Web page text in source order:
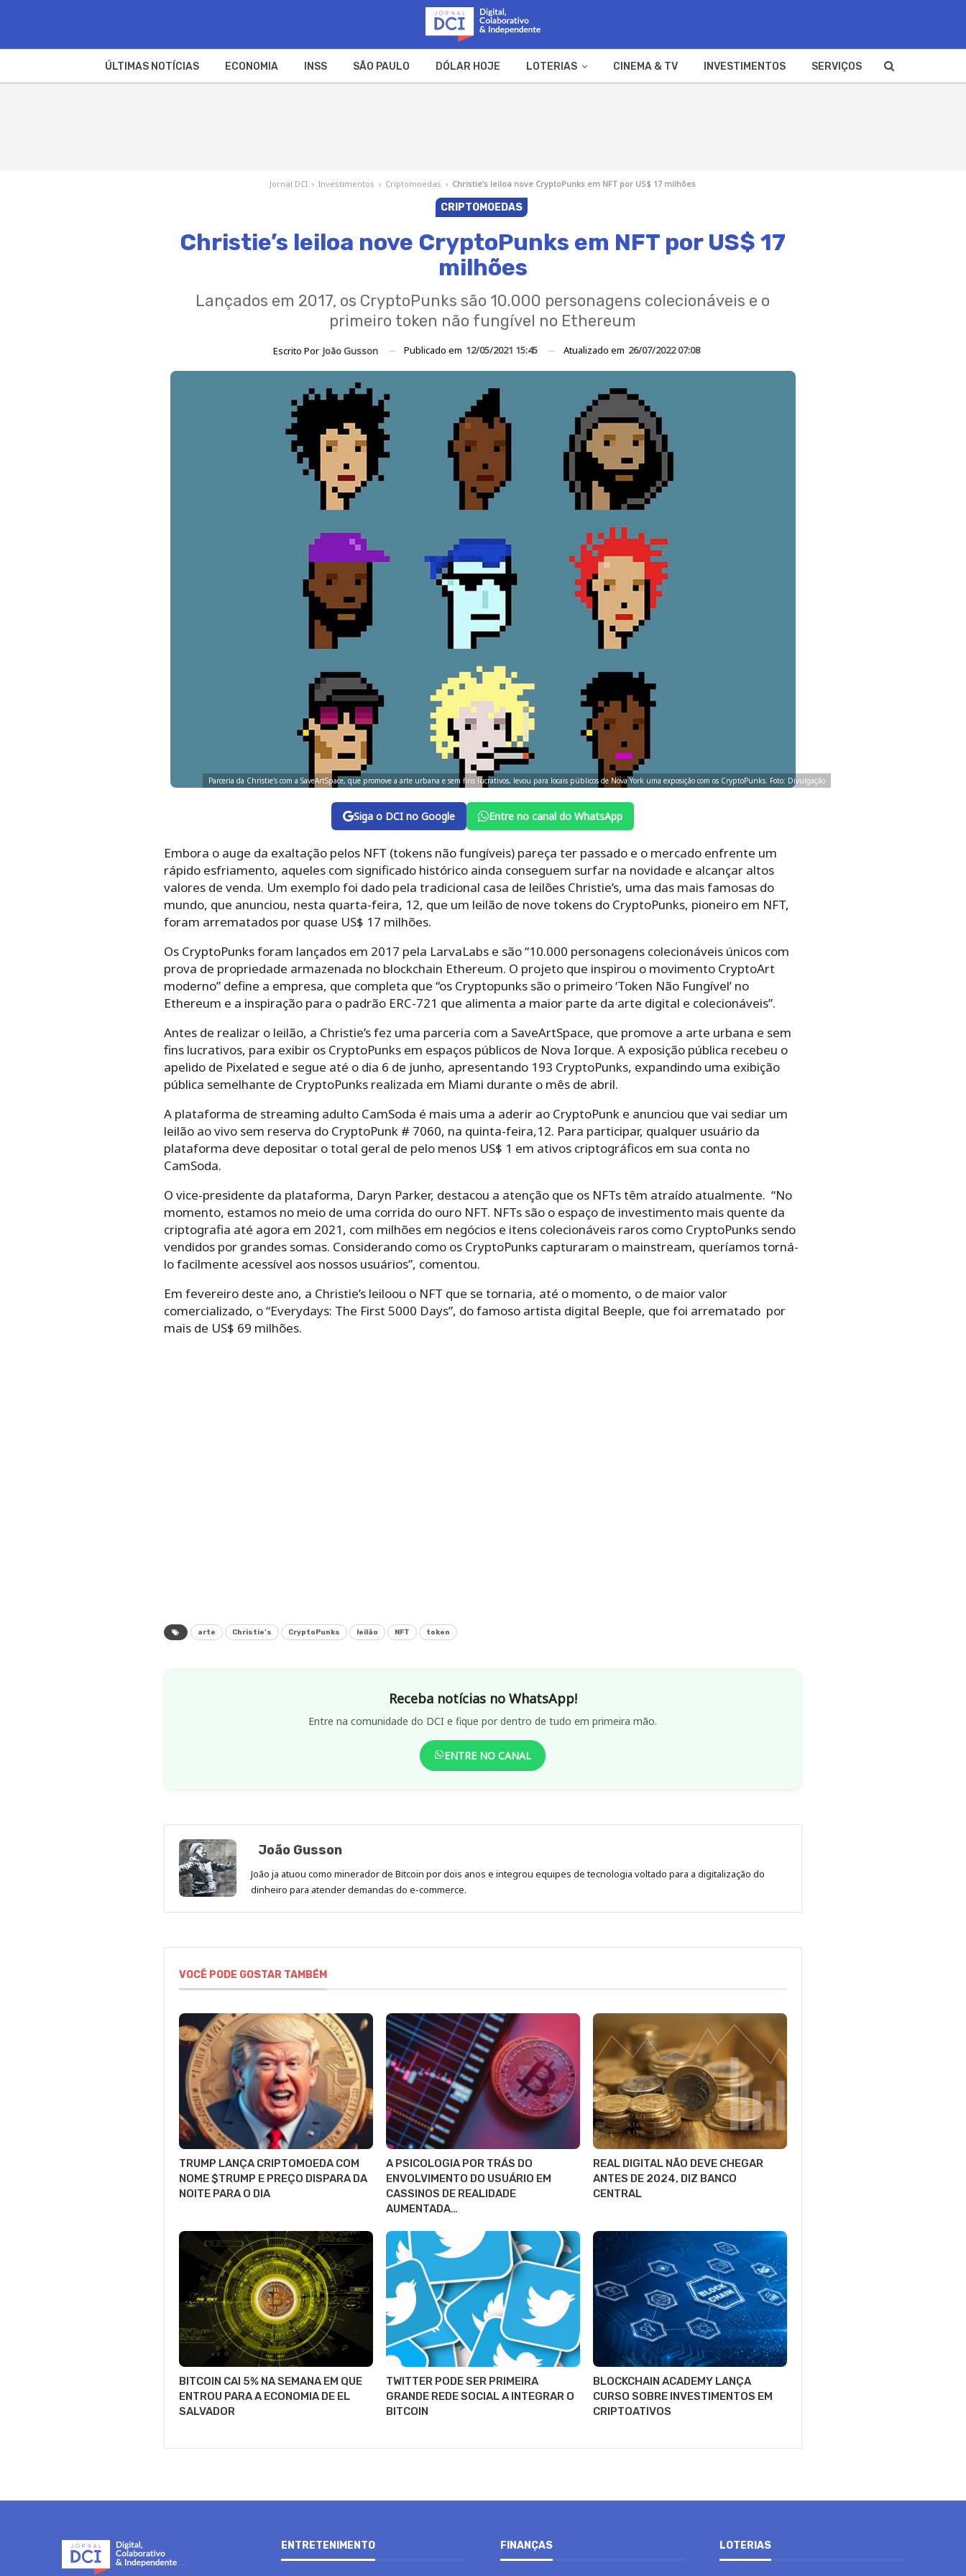
ÚLTIMAS NOTÍCIAS ECONOMIA INSS SÃO PAULO DÓLAR HOJE LOTERIAS CINEMA & TV INVESTIMENTOS SERVIÇOS
Jornal DCI › Investimentos › Criptomoedas › Christie’s leiloa nove CryptoPunks em NFT por US$ 17 milhões
CRIPTOMOEDAS
Christie’s leiloa nove CryptoPunks em NFT por US$ 17
milhões
Lançados em 2017, os CryptoPunks são 10.000 personagens colecionáveis e o
primeiro token não fungível no Ethereum
Escrito Por João Gusson Publicado em 12/05/2021 15:45 Atualizado em 26/07/2022 07:08
Parceria da Christie's com a SaveArtSpace, que promove a arte urbana e sem fins lucrativos, levou para locais públicos de Nova York uma exposição com os CryptoPunks. Foto: Divulgação
Siga o DCI no Google Entre no canal do WhatsApp
Embora o auge da exaltação pelos NFT (tokens não fungíveis) pareça ter passado e o mercado enfrente um
rápido esfriamento, aqueles com significado histórico ainda conseguem surfar na novidade e alcançar altos
valores de venda. Um exemplo foi dado pela tradicional casa de leilões Christie’s, uma das mais famosas do
mundo, que anunciou, nesta quarta-feira, 12, que um leilão de nove tokens do CryptoPunks, pioneiro em NFT,
foram arrematados por quase US$ 17 milhões.
Os CryptoPunks foram lançados em 2017 pela LarvaLabs e são “10.000 personagens colecionáveis ​​únicos com
prova de propriedade armazenada no blockchain Ethereum. O projeto que inspirou o movimento CryptoArt
moderno” define a empresa, que completa que “os Cryptopunks são o primeiro ‘Token Não Fungível’ no
Ethereum e a inspiração para o padrão ERC-721 que alimenta a maior parte da arte digital e colecionáveis”.
Antes de realizar o leilão, a Christie’s fez uma parceria com a SaveArtSpace, que promove a arte urbana e sem
fins lucrativos, para exibir os CryptoPunks em espaços públicos de Nova Iorque. A exposição pública recebeu o
apelido de Pixelated e segue até o dia 6 de junho, apresentando 193 CryptoPunks, expandindo uma exibição
pública semelhante de CryptoPunks realizada em Miami durante o mês de abril.
A plataforma de streaming adulto CamSoda é mais uma a aderir ao CryptoPunk e anunciou que vai sediar um
leilão ao vivo sem reserva do CryptoPunk # 7060, na quinta-feira,12. Para participar, qualquer usuário da
plataforma deve depositar o total geral de pelo menos US$ 1 em ativos criptográficos em sua conta no
CamSoda.
O vice-presidente da plataforma, Daryn Parker, destacou a atenção que os NFTs têm atraído atualmente. “No
momento, estamos no meio de uma corrida do ouro NFT. NFTs são o espaço de investimento mais quente da
criptografia até agora em 2021, com milhões em negócios e itens colecionáveis ​​raros como CryptoPunks sendo
vendidos por grandes somas. Considerando como os CryptoPunks capturaram o mainstream, queríamos torná-
lo facilmente acessível aos nossos usuários”, comentou.
Em fevereiro deste ano, a Christie’s leiloou o NFT que se tornaria, até o momento, o de maior valor
comercializado, o “Everydays: The First 5000 Days”, do famoso artista digital Beeple, que foi arrematado por
mais de US$ 69 milhões.
arte Christie’s CryptoPunks leilão NFT token
Receba notícias no WhatsApp!
Entre na comunidade do DCI e fique por dentro de tudo em primeira mão.
ENTRE NO CANAL
João Gusson
João ja atuou como minerador de Bitcoin por dois anos e integrou equipes de tecnologia voltado para a digitalização do
dinheiro para atender demandas do e-commerce.
VOCÊ PODE GOSTAR TAMBÉM
TRUMP LANÇA CRIPTOMOEDA COM
NOME $TRUMP E PREÇO DISPARA DA
NOITE PARA O DIA
A PSICOLOGIA POR TRÁS DO
ENVOLVIMENTO DO USUÁRIO EM
CASSINOS DE REALIDADE
AUMENTADA…
REAL DIGITAL NÃO DEVE CHEGAR
ANTES DE 2024, DIZ BANCO
CENTRAL
BITCOIN CAI 5% NA SEMANA EM QUE
ENTROU PARA A ECONOMIA DE EL
SALVADOR
TWITTER PODE SER PRIMEIRA
GRANDE REDE SOCIAL A INTEGRAR O
BITCOIN
BLOCKCHAIN ACADEMY LANÇA
CURSO SOBRE INVESTIMENTOS EM
CRIPTOATIVOS
ENTRETENIMENTO FINANÇAS LOTERIAS